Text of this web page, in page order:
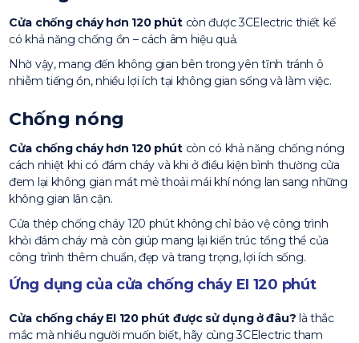
Cửa chống cháy hơn 120 phútcòn được 3CElectric thiết kế
có khả năng chống ồn – cách âm hiệu quả.
Nhờ vậy, mang đến không gian bên trong yên tĩnh tránh ô
nhiễm tiếng ồn, nhiều lợi ích tại không gian sống và làm việc.
Chống nóng
Cửa chống cháy hơn 120 phútcòn có khả năng chống nóng
cách nhiệt khi có đám cháy và khi ở điều kiện bình thường cửa
đem lại không gian mát mẻ thoải mái khí nóng lan sang những
không gian lân cận.
Cửa thép chống cháy 120 phút không chỉ bảo vệ công trình
khỏi đám cháy mà còn giúp mang lại kiến trúc tổng thể của
công trình thêm chuẩn, đẹp và trang trọng, lợi ích sống.
Ứng dụng của cửa chống cháy EI 120 phút
Cửa chống cháy EI 120 phút được sử dụng ở đâu? là thắc
mắc mà nhiều người muốn biết, hãy cùng 3CElectric tham